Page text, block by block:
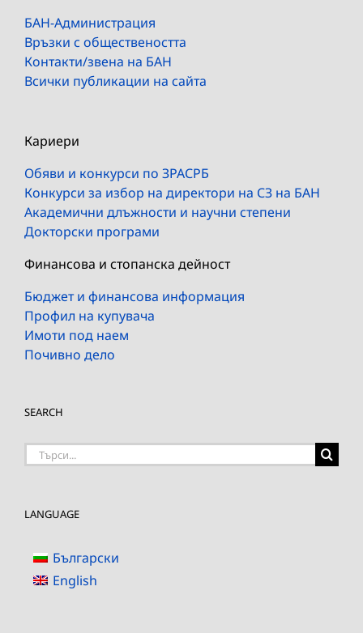
БАН-Администрация
Връзки с обществеността
Контакти/звена на БАН
Всички публикации на сайта
Кариери
Обяви и конкурси по ЗРАСРБ
Конкурси за избор на директори на СЗ на БАН
Академични длъжности и научни степени
Докторски програми
Финансова и стопанска дейност
Бюджет и финансова информация
Профил на купувача
Имоти под наем
Почивно дело
SEARCH
Търсене
LANGUAGE
Български
English